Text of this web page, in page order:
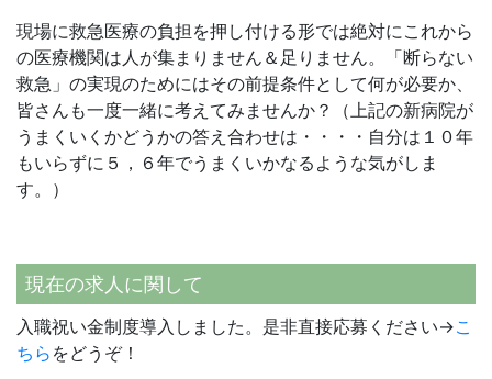
現場に救急医療の負担を押し付ける形では絶対にこれから
の医療機関は人が集まりません＆足りません。「断らない
救急」の実現のためにはその前提条件として何が必要か、
皆さんも一度一緒に考えてみませんか？（上記の新病院が
うまくいくかどうかの答え合わせは・・・・自分は１０年
もいらずに５，６年でうまくいかなるような気がしま
す。）
現在の求人に関して
入職祝い金制度導入しました。是非直接応募ください→こ
ちら をどうぞ！